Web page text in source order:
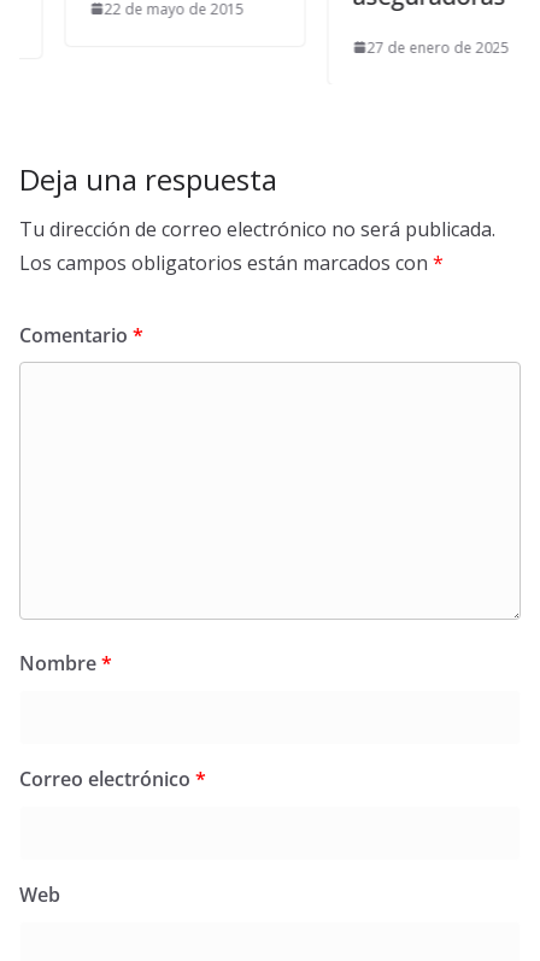
22 de mayo de 2015
27 de enero de 2025
Deja una respuesta
Tu dirección de correo electrónico no será publicada.
Los campos obligatorios están marcados con *
Comentario *
Nombre*
Correo electrónico *
Web